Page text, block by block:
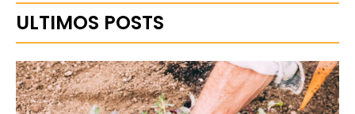
ULTIMOS POSTS